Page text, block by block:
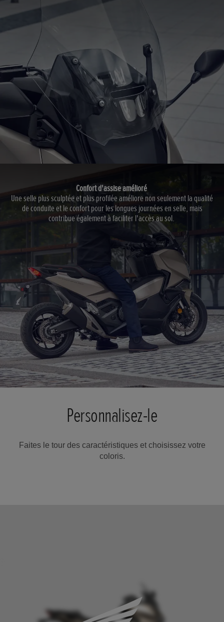
Confort d'assise amélioré
Une selle plus sculptée et plus profilée améliore non seulement la qualité
de conduite et le confort pour les longues journées en selle, mais
contribue également à faciliter l'accès au sol.
Personnalisez-le
Faites le tour des caractéristiques et choisissez votre
coloris.